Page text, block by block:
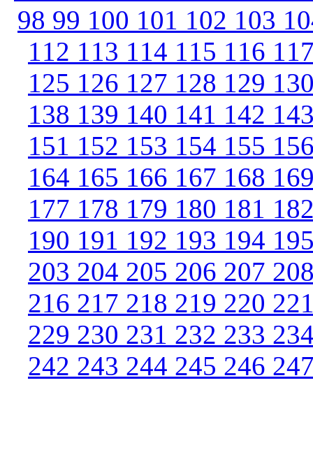
98 99 100 101 102 103
112 113 114 115 116
125 126 127 128 129
138 139 140 141 142
151 152 153 154 155
164 165 166 167 168
177 178 179 180 181
190 191 192 193 194
203 204 205 206 207
216 217 218 219 220
229 230 231 232 233
242 243 244 245 246